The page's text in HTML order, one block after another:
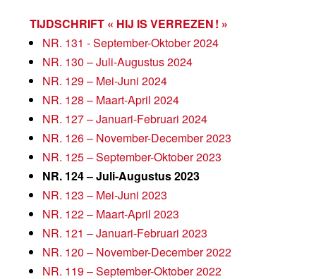
TIJDSCHRIFT « HIJ IS VERREZEN ! »
NR. 131 - September-Oktober 2024
NR. 130 – Juli-Augustus 2024
NR. 129 – Mei-Juni 2024
NR. 128 – Maart-April 2024
NR. 127 – Januari-Februari 2024
NR. 126 – November-December 2023
NR. 125 – September-Oktober 2023
NR. 124 – Juli-Augustus 2023
NR. 123 – Mei-Juni 2023
NR. 122 – Maart-April 2023
NR. 121 – Januari-Februari 2023
NR. 120 – November-December 2022
NR. 119 – September-Oktober 2022